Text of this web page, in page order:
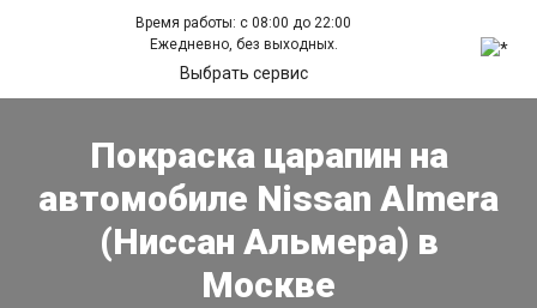
Время работы: с 08:00 до 22:00
Ежедневно, без выходных.
Выбрать сервис
Покраска царапин на
автомобиле Nissan Almera
(Ниссан Альмера) в
Москве